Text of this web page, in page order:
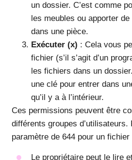
un dossier. C’est comme
les meubles ou apporter
dans une pièce.
Exécuter (x) : Cela vous
fichier (s’il s’agit d’un
les fichiers dans un
une clé pour entrer dans
qu’il y a à l’intérieur.
Ces permissions peuvent être
différents groupes d’utilisateurs.
paramètre de 644 pour un
Le propriétaire peut le lire